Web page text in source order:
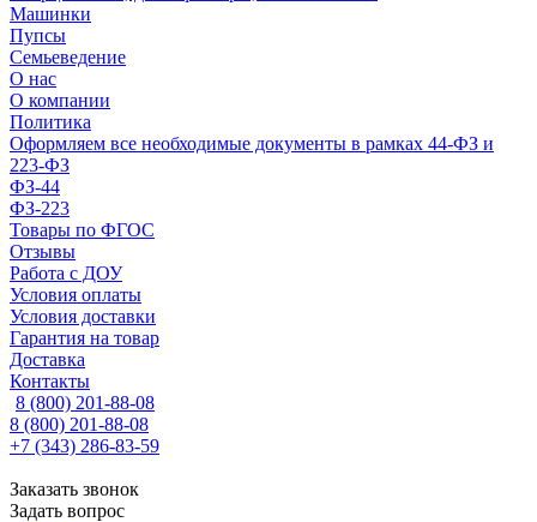
Машинки
Пупсы
Семьеведение
О нас
О компании
Политика
Оформляем все необходимые документы в рамках 44-ФЗ и
223-ФЗ
ФЗ-44
ФЗ-223
Товары по ФГОС
Отзывы
Работа с ДОУ
Условия оплаты
Условия доставки
Гарантия на товар
Доставка
Контакты
8 (800) 201-88-08
8 (800) 201-88-08
+7 (343) 286-83-59
Заказать звонок
Задать вопрос